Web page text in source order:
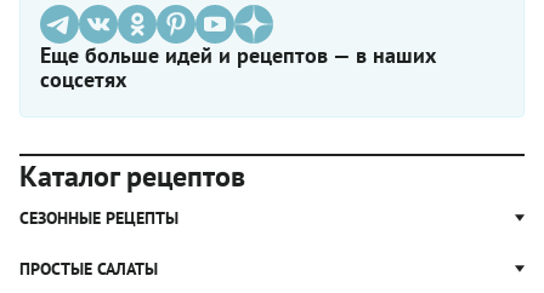
Еще больше идей и рецептов — в наших
соцсетях
Каталог рецептов
СЕЗОННЫЕ РЕЦЕПТЫ
Рецепты из капусты
ПРОСТЫЕ САЛАТЫ